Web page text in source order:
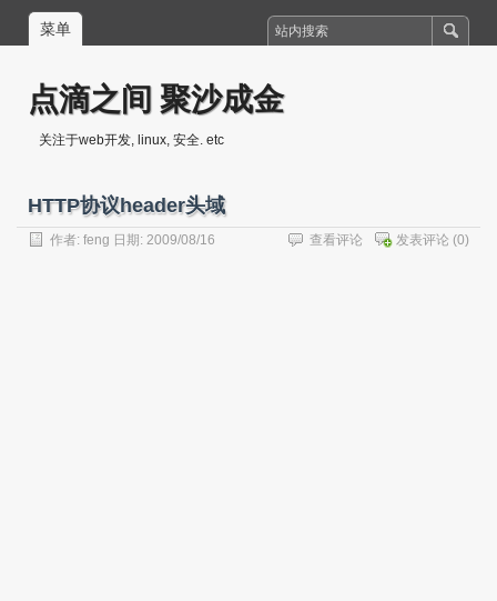
菜单
点滴之间 聚沙成金
关注于web开发, linux, 安全. etc
HTTP协议header头域
作者: feng 日期: 2009/08/16 发表评论 (0)
查看评论